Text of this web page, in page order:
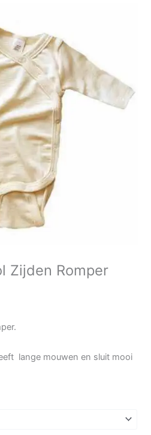
Zijden Romper
lange mouwen en sluit mooi